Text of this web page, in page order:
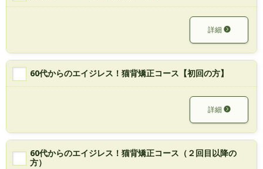
詳細
60代からのエイジレス！猫背矯正コース【初回の方】
詳細
60代からのエイジレス！猫背矯正コース（２回目以降の
方）